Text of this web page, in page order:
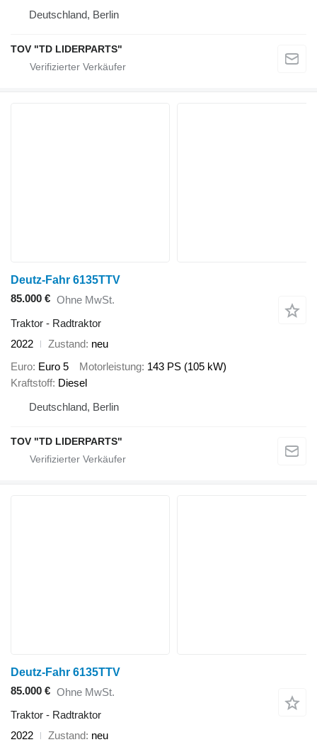
Deutschland, Berlin
TOV "TD LIDERPARTS"
Deutz-Fahr 6135TTV
85.000 € Ohne MwSt.
Traktor - Radtraktor
2022
Zustand neu
Euro Euro 5 Motorleistung 143 PS (105 kW)
Kraftstoff Diesel
Deutschland, Berlin
TOV "TD LIDERPARTS"
Deutz-Fahr 6135TTV
85.000 € Ohne MwSt.
Traktor - Radtraktor
2022
Zustand neu